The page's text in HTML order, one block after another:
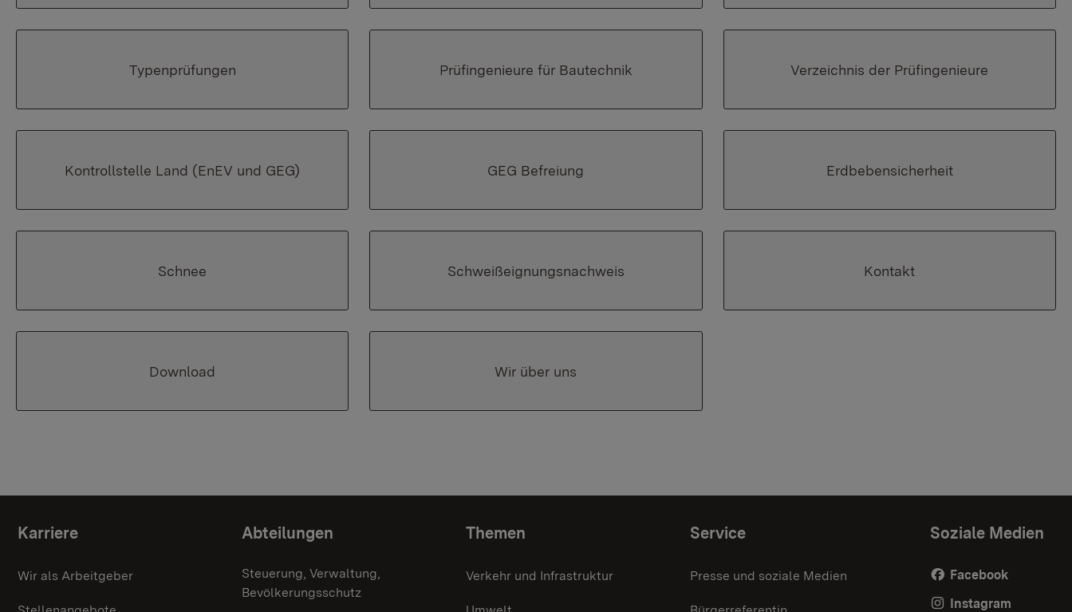
Typenprüfungen Prüfingenieure für Bautechnik Verzeichnis der Prüfingenieure
Kontrollstelle Land (EnEV und GEG) GEG Befreiung Erdbebensicherheit
Schnee Schweißeignungsnachweis Kontakt
Download Wir über uns
Themenübersicht
Karriere
Wir als Arbeitgeber
Abteilungen
Steuerung, Verwaltung,
Bevölkerungsschutz
Themen
Verkehr und Infrastruktur
Service
Presse und soziale Medien
Soziale Medien
Facebook
Instagram